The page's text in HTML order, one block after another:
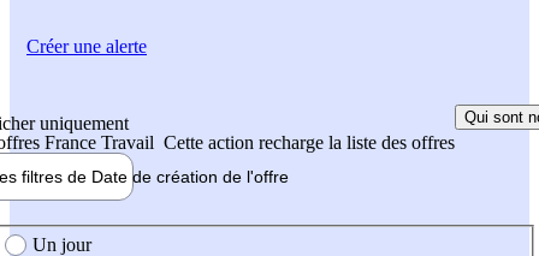
uniquement
France Travail Cette action recharge la liste des offres
Qui sont
filtres de Date de création de l'offre
création de l'offre
Un jour
Créer une alerte